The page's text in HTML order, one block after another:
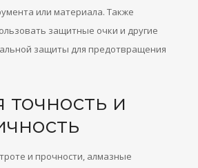
или материала. Также
защитные очки и другие
защиты для предотвращения
точность и
и прочности, алмазные